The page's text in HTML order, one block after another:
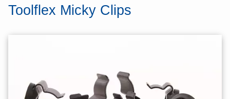
AGB
Toolflex Micky Clips